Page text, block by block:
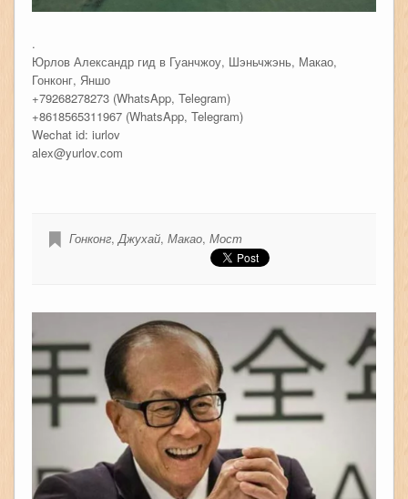
.
Юрлов Александр гид в Гуанчжоу, Шэньчжэнь, Макао,
Гонконг, Яншо
+79268278273 (WhatsApp, Telegram)
+8618565311967 (WhatsApp, Telegram)
Wechat id: iurlov
alex@yurlov.com
Гонконг,Джухай, Макао, Мост